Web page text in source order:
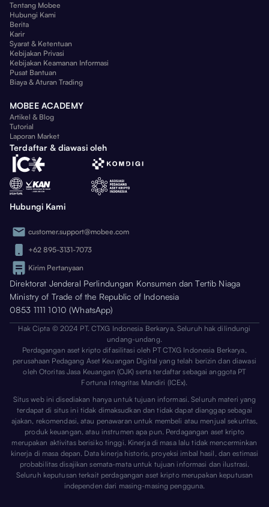
Tentang Mobee
Hubungi Kami
Berita
Karir
Syarat & Ketentuan
Kebijakan Privasi
Kebijakan Keamanan Informasi
Pusat Bantuan
Biaya & Aturan Trading
MOBEE ACADEMY
Artikel & Blog
Tutorial
Laporan Market
Terdaftar & diawasi oleh
Hubungi Kami
customer.support@mobee.com
+62 895-3131-7073
Kirim Pertanyaan
Direktorat Jenderal Perlindungan Konsumen dan Tertib Niaga
Ministry of Trade of the Republic of Indonesia
0853 1111 1010 (WhatsApp)
Hak Cipta © 2024 PT. CTXG Indonesia Berkarya. Seluruh hak dilindungi
undang-undang.
Perdagangan aset kripto difasilitasi oleh PT CTXG Indonesia Berkarya,
perusahaan Pedagang Aset Keuangan Digital yang telah berizin dan diawasi
oleh Otoritas Jasa Keuangan (OJK) serta terdaftar sebagai anggota PT
Fortuna Integritas Mandiri (ICEx).
Situs web ini disediakan hanya untuk tujuan informasi. Seluruh materi yang
terdapat di situs ini tidak dimaksudkan dan tidak dapat dianggap sebagai
ajakan, rekomendasi, atau penawaran untuk membeli atau menjual sekuritas,
produk keuangan, atau instrumen apa pun. Perdagangan aset kripto
merupakan aktivitas berisiko tinggi. Kinerja di masa lalu tidak mencerminkan
kinerja di masa depan. Data kinerja historis, proyeksi imbal hasil, dan estimasi
probabilitas disajikan semata-mata untuk tujuan informasi dan ilustrasi.
Seluruh keputusan terkait perdagangan aset kripto merupakan keputusan
independen dari masing-masing pengguna.